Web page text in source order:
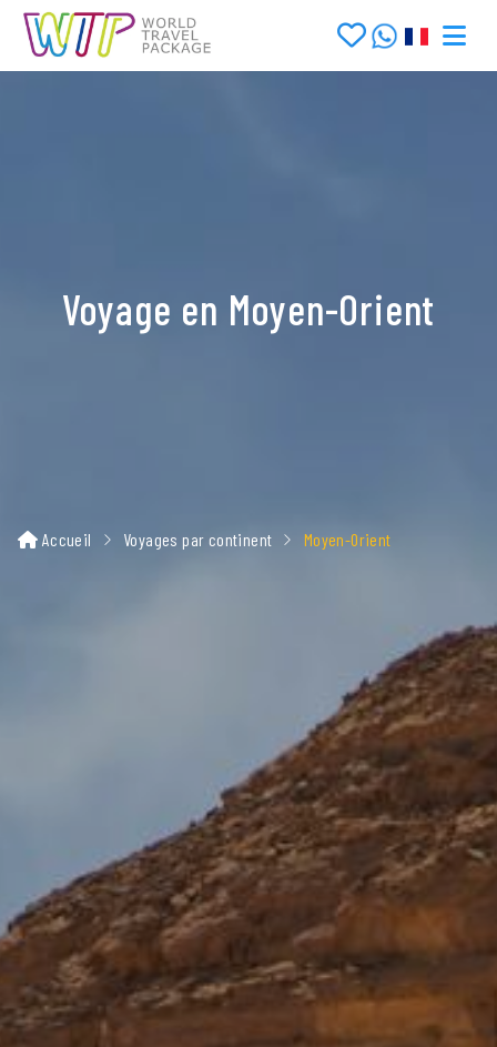
Voyage en Moyen-Orient
Accueil Voyages par continent Moyen-Orient